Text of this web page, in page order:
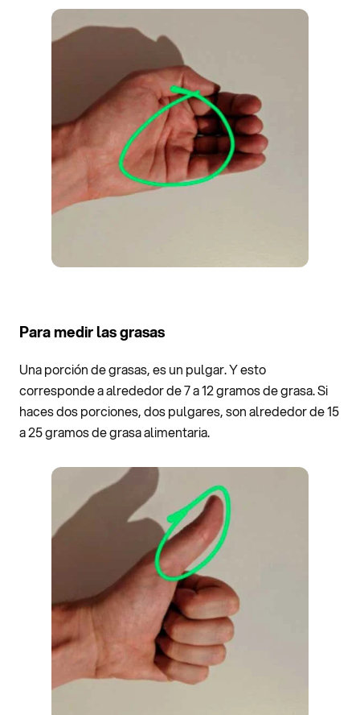
Para medir las grasas
Una porción de grasas, es un pulgar. Y esto
corresponde a alrededor de 7 a 12 gramos de grasa. Si
haces dos porciones, dos pulgares, son alrededor de 15
a 25 gramos de grasa alimentaria.